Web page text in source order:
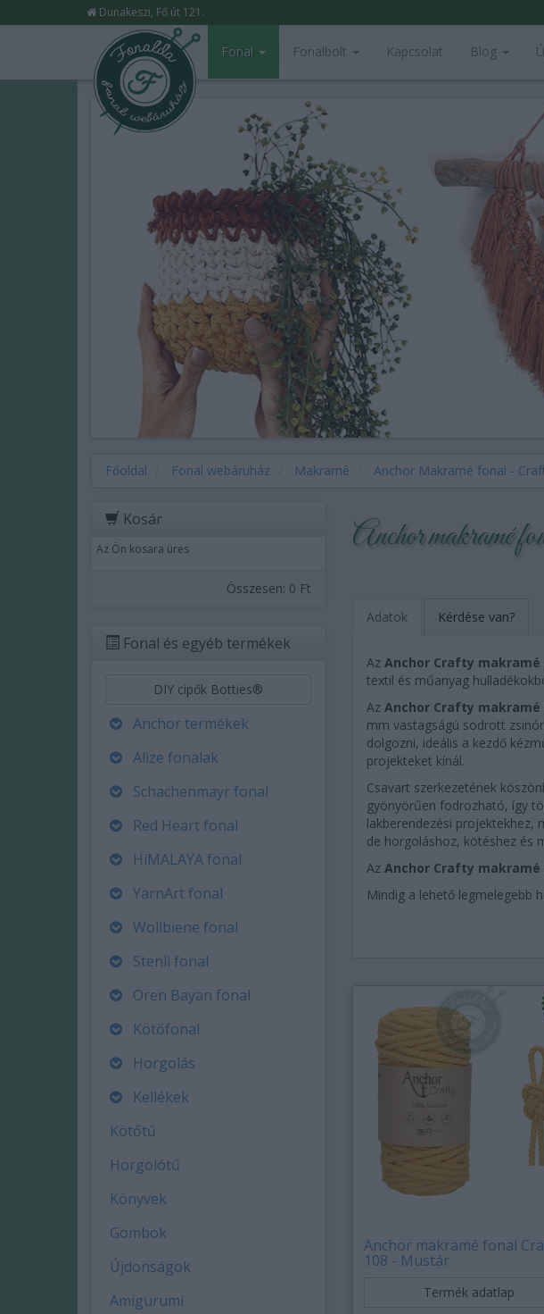
Dunakeszi, Fő út 121.
Fonal Fonalbolt Kapcsolat Blog
Főoldal Fonal webáruház Makramé Anchor Makramé fonal -
Kosár
Az Ön kosara üres
Összesen: 0 Ft
Fonal és egyéb termékek
DIY cipők Botties®
Anchor termékek
Alize fonalak
Schachenmayr fonal
Red Heart fonal
HiMALAYA fonal
YarnArt fonal
Wollbiene fonal
Stenli fonal
Ören Bayan fonal
Kötőfonal
Horgolás
Kellékek
Kötőtű
Horgolótű
Könyvek
Gombok
Újdonságok
Amigurumi
Anchor makramé
Adatok Kérdése van?
Az Anchor Crafty
textil és műanyag
Az Anchor Crafty
mm vastagságú sodrott
dolgozni, ideális a kezdő
projekteket kínál.
Csavart szerkezetének
gyönyörűen fodrozható, így
lakberendezési projektekhez,
de horgoláshoz, kötéshez és
Az Anchor Crafty
Mindig a lehető legmelegebb
Anchor makramé fonal
108 - Mustár
Termék adatlap